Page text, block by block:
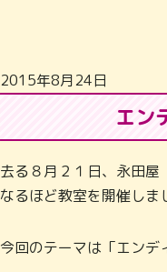
2015年8月24日
エン
去る８月２１日、永田屋
なるほど教室を開催しま
今回のテーマは「エンデ